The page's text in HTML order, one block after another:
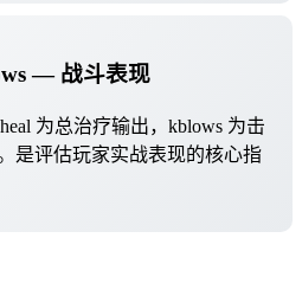
— 战斗表现
为总治疗输出，kblows 为击
是评估玩家实战表现的核心指